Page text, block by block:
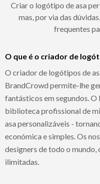
Criar o logótipo de asa
mas, por via das
frequentes
O que é o criador de
O criador de logótipos de
BrandCrowd permite-lhe
fantásticos em segundos. O
biblioteca profissional de
asa personalizáveis -
económica e simples. Os
designers de todo o
ilimitadas.